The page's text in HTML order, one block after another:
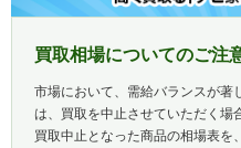
買取相場についてのご注
市場において、需給バランスが著
は、買取を中止させていただく場
買取中止となった商品の相場表を